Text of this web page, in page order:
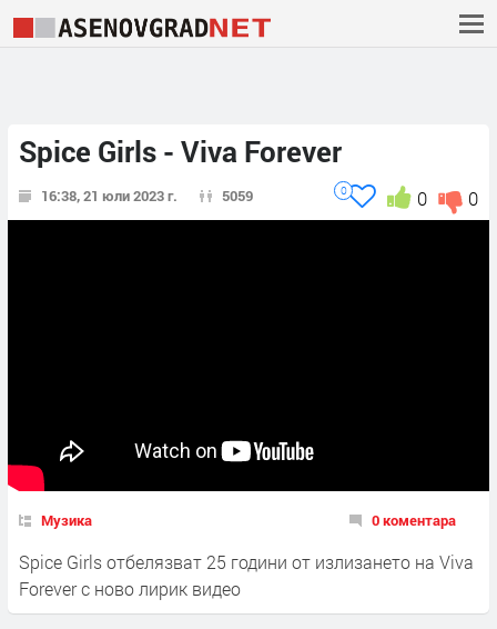
Spice Girls - Viva Forever
16:38, 21 юли 2023 г. 5059 0
0
0
Музика 0 коментара
Spice Girls отбелязват 25 години от излизането на Viva
Forever с ново лирик видео